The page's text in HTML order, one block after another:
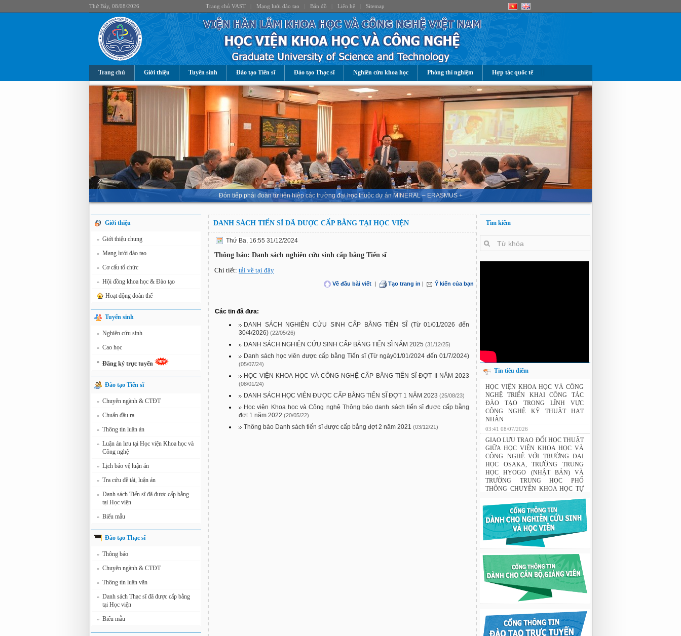
Thứ Bảy, 08/08/2026 Trang chủ VAST| Mạng lưới đào tạo Bản đồ Liên hệ| Sitemap
Trang chủ Giới thiệu Tuyển sinh Đào tạo Tiến sĩ Đào tạo Thạc sĩ Nghiên cứu khoa học Phòng thí nghiệm Hợp tác quốc tế
Đón tiếp phái đoàn từ liên hiệp các trường đại học thuộc dự án MINERAL – ERASMUS +
Giới thiệu
» Giới thiệu chung
» Mạng lưới đào tạo
» Cơ cấu tổ chức
» Hội đồng khoa học & Đào tạo
Hoạt động đoàn thể
Tuyển sinh
» Nghiên cứu sinh
» Cao học
» Đăng ký trực tuyến
Đào tạo Tiến sĩ
» Chuyên ngành & CTĐT
» Chuẩn đầu ra
» Thông tin luận án
» Luận án lưu tại Học viện Khoa học và
Công nghệ
» Lịch bảo vệ luận án
» Tra cứu đề tài, luận án
» Danh sách Tiến sĩ đã được cấp bằng
tại Học viện
» Biểu mẫu
Đào tạo Thạc sĩ
» Thông báo
» Chuyên ngành & CTĐT
» Thông tin luận văn
» Danh sách Thạc sĩ đã được cấp bằng
tại Học viện
» Biểu mẫu
DANH SÁCH TIẾN SĨ ĐÃ ĐƯỢC CẤP BẰNG TẠI HỌC VIỆN
Thứ Ba, 16:55 31/12/2024
Thông báo: Danh sách nghiên cứu sinh cấp bằng Tiến sĩ
Chi tiết: tải về tại đây
Về đầu bài viết | Tạo trang in | Ý kiến của bạn
Các tin đã đưa:
DANH SÁCH NGHIÊN CỨU SINH CẤP BẰNG TIẾN SĨ (Từ 01/01/2026 đến
30/4/2026) (22/05/26)
DANH SÁCH NGHIÊN CỨU SINH CẤP BẰNG TIẾN SĨ NĂM 2025 (31/12/25)
Danh sách học viên được cấp bằng Tiến sĩ (Từ ngày01/01/2024 đến 01/7/2024)
(05/07/24)
HỌC VIỆN KHOA HỌC VÀ CÔNG NGHỆ CẤP BẰNG TIẾN SĨ ĐỢT II NĂM 2023
(08/01/24)
DANH SÁCH HỌC VIÊN ĐƯỢC CẤP BẰNG TIẾN SĨ ĐỢT 1 NĂM 2023 (25/08/23)
Học viện Khoa học và Công nghệ Thông báo danh sách tiến sĩ được cấp bằng
đợt 1 năm 2022 (20/05/22)
Thông báo Danh sách tiến sĩ được cấp bằng đợt 2 năm 2021 (03/12/21)
Tìm kiếm
Tin tiêu điểm
THÔNG BÁO: Xét duyệt học bổng do
Tập đoàn Novatech tài trợ năm 2026
HỌC VIỆN KHOA HỌC VÀ CÔNG
NGHỆ TRIỂN KHAI CÔNG TÁC
ĐÀO TẠO TRONG LĨNH VỰC
CÔNG NGHỆ KỸ THUẬT HẠT
NHÂN
03:41 08/07/2026
GIAO LƯU TRAO ĐỔI HỌC THUẬT
GIỮA HỌC VIỆN KHOA HỌC VÀ
CÔNG NGHỆ VỚI TRƯỜNG ĐẠI
HỌC OSAKA, TRƯỜNG TRUNG
HỌC HYOGO (NHẬT BẢN) VÀ
TRƯỜNG TRUNG HỌC PHỔ
THÔNG CHUYÊN KHOA HỌC TỰ
02:22 23/07/2026
THÔNG BÁO: Về việc đăng ký tham
gia lớp bồi dưỡng nghiệp vụ sư phạm
cho giảng viên.
03:12 29/07/2026
Nghiên cứu chế tạo hệ thống xác định
hướng vật thể độ chính xác cao dựa trên
từ kế và vật liệu biến hóa
9:33 sáng thứ hai, 03/08/2026
Nghiên cứu chế tạo hệ thống xác định
hướng vật thể độ chính xác cao dựa trên
9:33 sáng thứ hai, 03/08/2026